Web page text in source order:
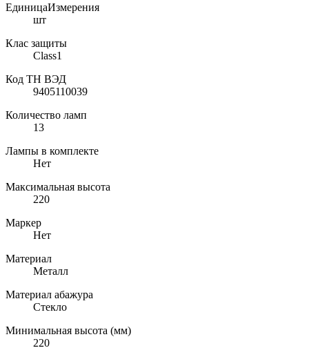
ЕдиницаИзмерения
шт
Клас защиты
Class1
Код ТН ВЭД
9405110039
Количество ламп
13
Лампы в комплекте
Нет
Максимальная высота
220
Маркер
Нет
Материал
Металл
Материал абажура
Стекло
Минимальная высота (мм)
220